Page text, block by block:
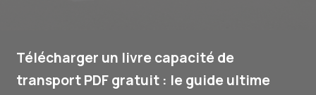
Télécharger un livre capacité de
transport PDF gratuit : le guide ultime